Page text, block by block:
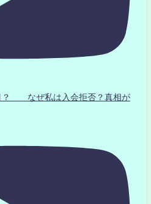
？ なぜ私は入会拒否？真相が